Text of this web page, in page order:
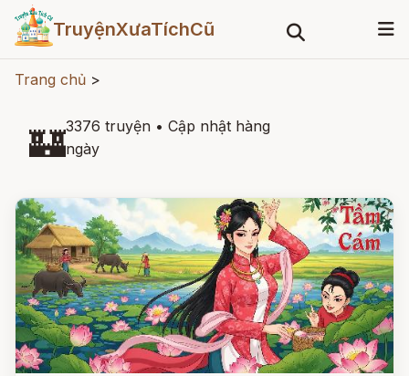
TruyệnXưaTíchCũ
Trang chủ >
🏰3376 truyện • Cập nhật hàng
ngày